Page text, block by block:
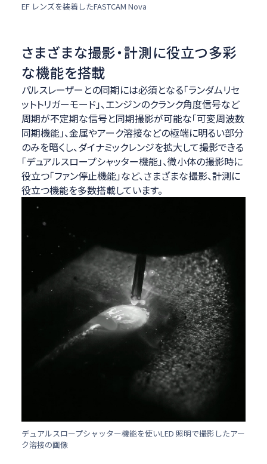
EF レンズを装着したFASTCAM Nova
さまざまな撮影・計測に役立つ多彩
な機能を搭載
パルスレーザーとの同期には必須となる「ランダムリセ
ットトリガーモード」、エンジンのクランク角度信号など
周期が不定期な信号と同期撮影が可能な「可変周波数
同期機能」、金属やアーク溶接などの極端に明るい部分
のみを暗くし、ダイナミックレンジを拡大して撮影できる
「デュアルスロープシャッター機能」、微小体の撮影時に
役立つ「ファン停止機能」など、さまざまな撮影、計測に
役立つ機能を多数搭載しています。
デュアルスロープシャッター機能を使いLED 照明で撮影したアー
ク溶接の画像